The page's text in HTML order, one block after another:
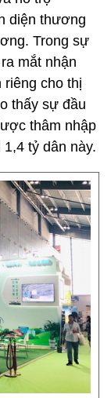
diện thương
Trong sự
mắt nhận
cho thị
thấy sự đầu
thâm nhập
tỷ dân này.